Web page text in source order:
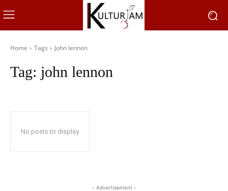
Home Tags John lennon
Tag: john lennon
No posts to display
- Advertisement -